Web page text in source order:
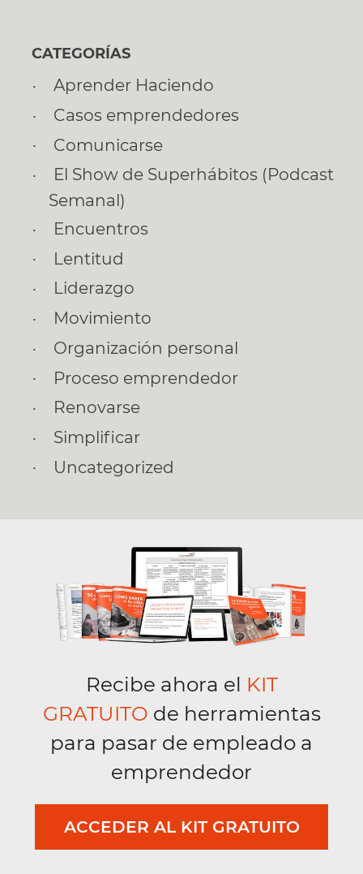
CATEGORÍAS
Aprender Haciendo
Casos emprendedores
Comunicarse
El Show de Superhábitos (Podcast
Semanal)
Encuentros
Lentitud
Liderazgo
Movimiento
Organización personal
Proceso emprendedor
Renovarse
Simplificar
Uncategorized
Recibe ahora el KIT
GRATUITO de herramientas
para pasar de empleado a
emprendedor
ACCEDER AL KIT GRATUITO